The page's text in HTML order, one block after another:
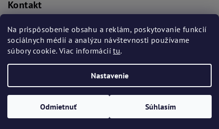
Na prispôsobenie obsahu a reklám, poskytovanie funkcií
sociálnych médií a analýzu návštevnosti používame
súbory cookie. Viac informáciítu.
Nastavenie
Odmietnuť Súhlasím
t
Kontakt
prislusenstvo@bmwba.sk
+421 917 906 169
nastavenie cookies
Vytvoril Shoptet